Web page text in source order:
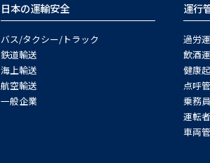
日本の運輸安全
バス/タクシー/トラック
鉄道輸送
海上輸送
航空輸送
一般企業
運行
過労
飲酒
健康
点呼
乗務
運転
車両